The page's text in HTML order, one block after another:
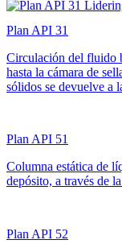
Plan API 31
Circulación del fluido
hasta la cámara de
sólidos se devuelve a
Plan API 51
Columna estática de
depósito, a través de
Plan API 52